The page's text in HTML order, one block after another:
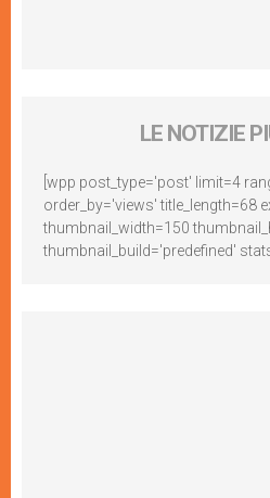
LE NOTIZIE
[wpp post_type='post' limit=4
order_by='views' title_length=68
thumbnail_width=150
thumbnail_build='predefined'